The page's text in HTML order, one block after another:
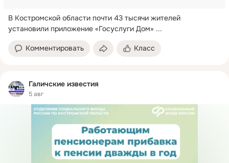
В Костромской области почти 43 тысячи жителей
установили приложение «Госуслуги Дом» ...
Комментировать Класс
Галичские известия
5 авг